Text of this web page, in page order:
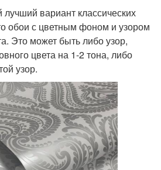
вариант классических
обои с цветным фоном и узором
Это может быть либо узор,
цвета на 1-2 тона, либо
узор.